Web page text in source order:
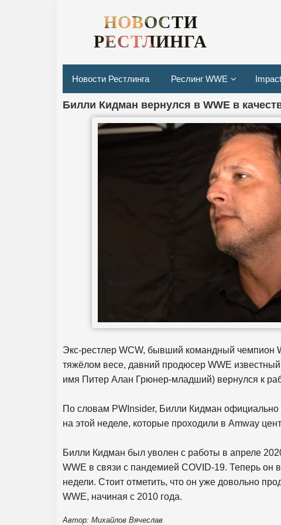
НОВОСТИ
РЕСТЛИНГА
Новости Рестлинга Реслинг WWE
Билли Кидман вернулся в WWE в
Экс-рестлер WCW, бывший командный чемпион
тяжёлом весе, давний продюсер WWE
имя Питер Алан Грюнер-младший) вернулся к
По словам PWInsider, Билли Кидман официально
на этой неделе, которые проходили в Amway
Билли Кидман был уволен с работы в апреле
WWE в связи с пандемией COVID-19. Теперь он
недели. Стоит отметить, что он уже довольно
WWE, начиная с 2010 года.
Автор: Михайлов Вячеслав